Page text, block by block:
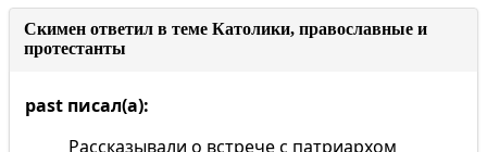
Скимен ответил в теме Католики, православные и
протестанты
past писал(а):
Рассказывали о встрече с патриархом